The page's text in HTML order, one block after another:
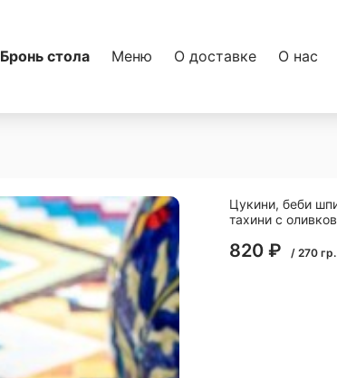
Бронь стола Меню О доставке О нас
Цукини, беби
тахини с
820 ₽ / 270 гр.